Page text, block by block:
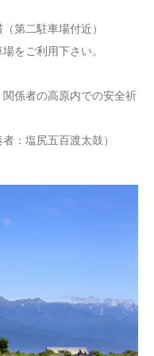
二駐車場付近）
用下さい。
者の高原内での安全祈
尻五百渡太鼓）